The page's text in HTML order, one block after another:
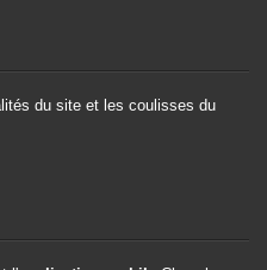
du site et les coulisses du